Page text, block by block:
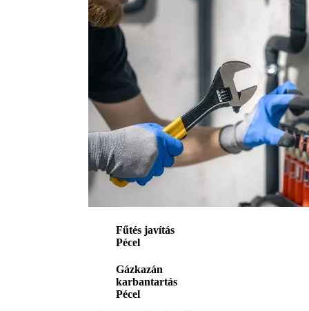
Fűtés javítás
Pécel
Gázkazán
karbantartás
Pécel